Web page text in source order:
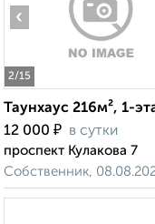
2/15
‹
Таунхаус 216м², 1-
12 000 ₽ в сутки
проспект Кулакова 7
Собственник,